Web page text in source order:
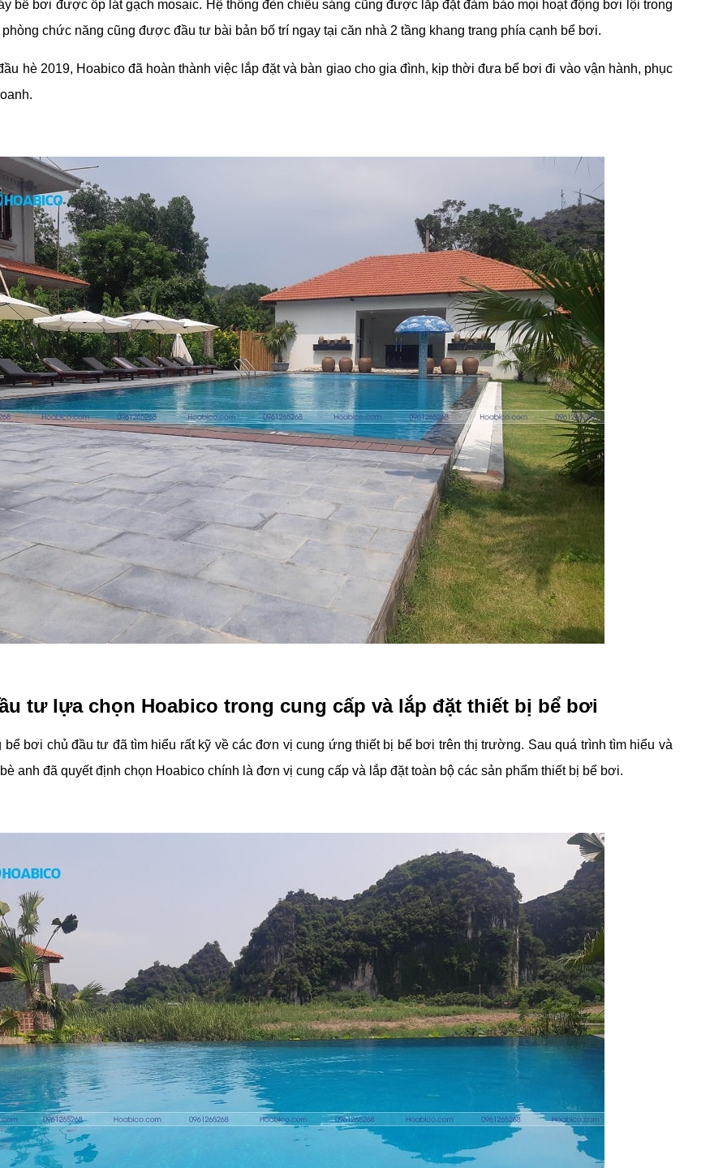
bể bơi được ốp lát gạch mosaic. Hệ thống đèn chiếu sáng cũng được lắp đặt đảm bảo mọi hoạt động bơi lội trong
chức năng cũng được đầu tư bài bản bố trí ngay tại căn nhà 2 tầng khang trang phía cạnh bể bơi.
hè 2019, Hoabico đã hoàn thành việc lắp đặt và bàn giao cho gia đình, kịp thời đưa bể bơi đi vào vận hành, phục
tư lựa chọn Hoabico trong cung cấp và lắp đặt thiết bị bể bơi
bơi chủ đầu tư đã tìm hiểu rất kỹ về các đơn vị cung ứng thiết bị bể bơi trên thị trường. Sau quá trình tìm hiểu và
anh đã quyết định chọn Hoabico chính là đơn vị cung cấp và lắp đặt toàn bộ các sản phẩm thiết bị bể bơi.